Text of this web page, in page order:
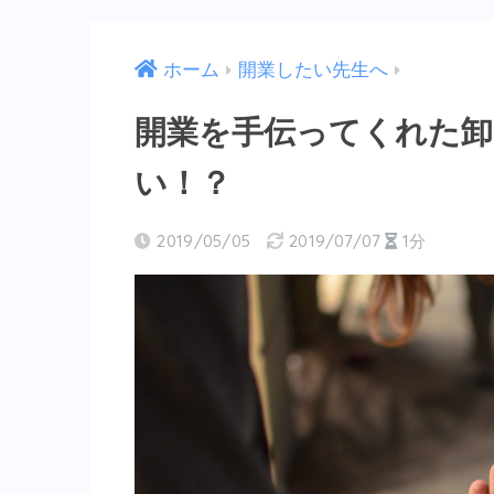
ホーム 開業したい先生へ
開業を手伝ってくれた
い！？
2019/05/05 2019/07/07 1分